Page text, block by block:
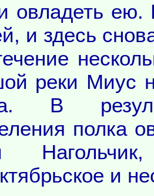
овладеть ею.
и здесь
реки Миус
В
полка
и